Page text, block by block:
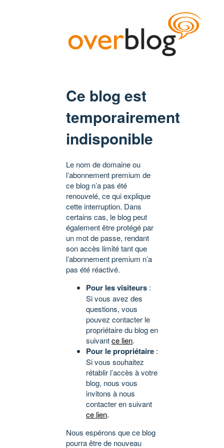
Ce blog est
temporairement
indisponible
Le nom de domaine ou
l’abonnement premium de
ce blog n’a pas été
renouvelé, ce qui explique
cette interruption. Dans
certains cas, le blog peut
également être protégé par
un mot de passe, rendant
son accès limité tant que
l’abonnement premium n’a
pas été réactivé.
Pour les visiteurs :
Si vous avez des
questions, vous
pouvez contacter le
propriétaire du blog en
suivantce lien.
Pour le propriétaire :
Si vous souhaitez
rétablir l’accès à votre
blog, nous vous
invitons à nous
contacter en suivant
ce lien.
Nous espérons que ce blog
pourra être de nouveau